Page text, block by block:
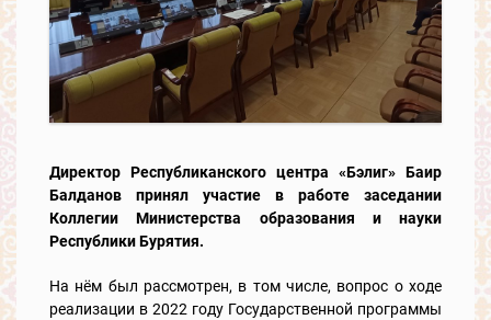
Директор Республиканского центра «Бэлиг» Баир
Балданов принял участие в работе заседании
Коллегии Министерства образования и науки
Республики Бурятия.
На нём был рассмотрен, в том числе, вопрос о ходе
реализации в 2022 году Государственной программы